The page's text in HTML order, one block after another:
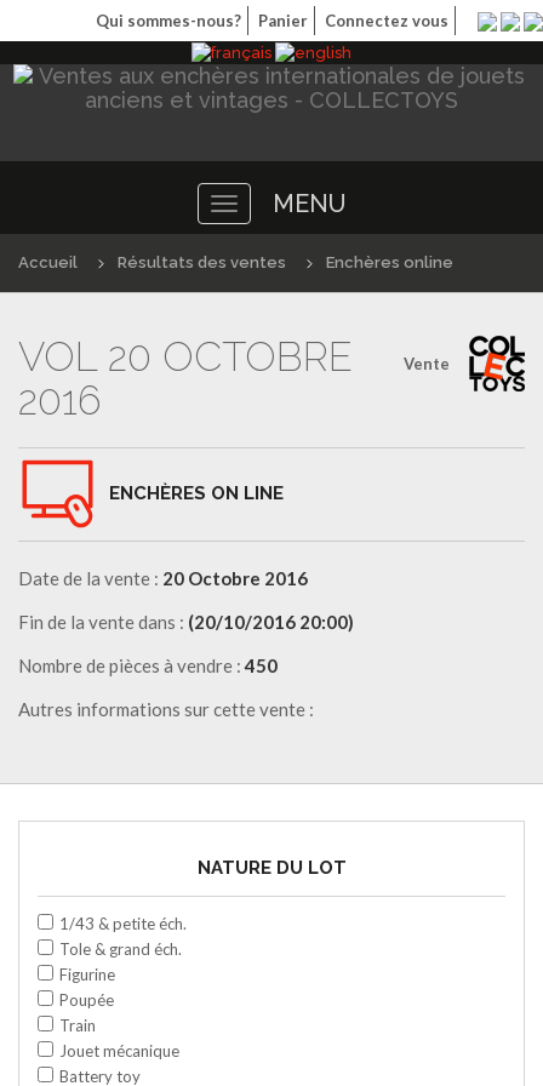
Qui sommes-nous? Panier Connectez vous
Toggle
navigation
MENU
Accueil Résultats des ventes Enchères online
Vente
VOL 20 OCTOBRE
2016
ENCHÈRES ON LINE
Date de la vente : 20 Octobre 2016
Fin de la vente dans : (20/10/2016 20:00)
Nombre de pièces à vendre :450
Autres informations sur cette vente :
NATURE DU LOT
1/43 & petite éch.
Tole & grand éch.
Figurine
Poupée
Train
Jouet mécanique
Battery toy